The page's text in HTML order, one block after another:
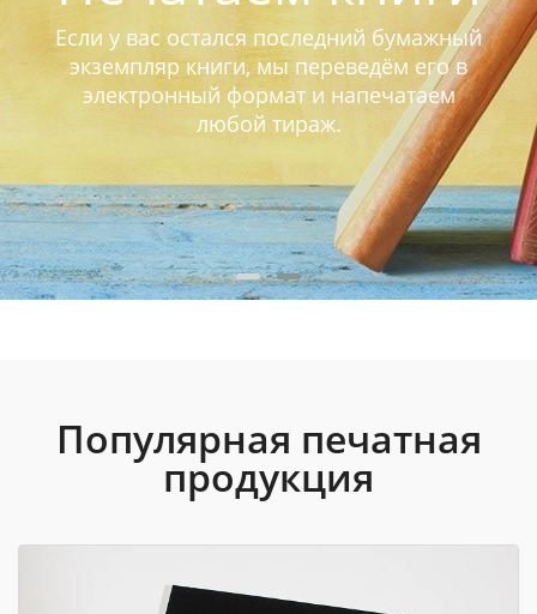
Если у вас остался последний бумажный
экземпляр книги, мы переведём его в
электронный формат и напечатаем
любой тираж.
Популярная печатная
продукция